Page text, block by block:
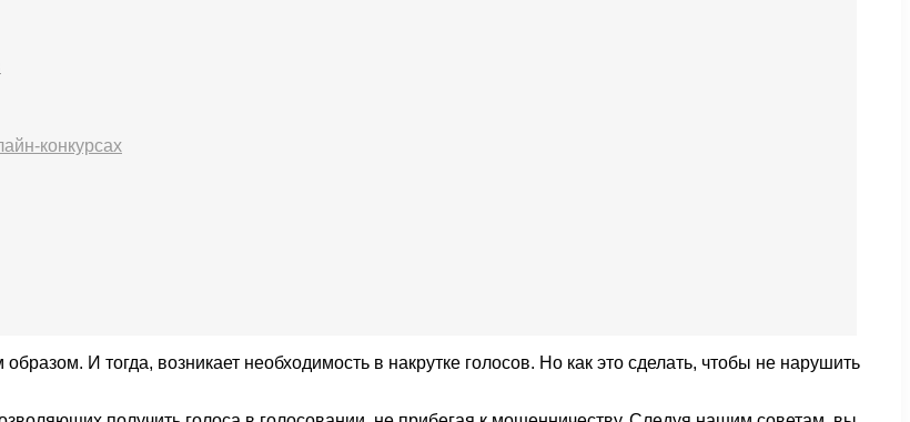
конкурсах
И тогда, возникает необходимость в накрутке голосов. Но как это сделать, чтобы не нарушить